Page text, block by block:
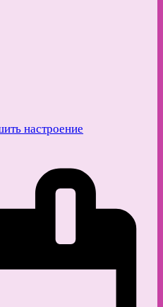
настроение